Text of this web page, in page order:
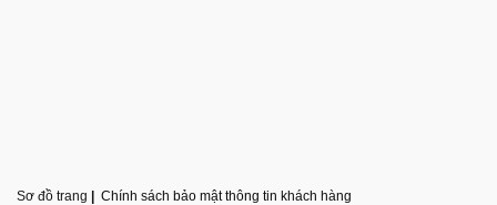
Sơ đồ trang | Chính sách bảo mật thông tin khách hàng